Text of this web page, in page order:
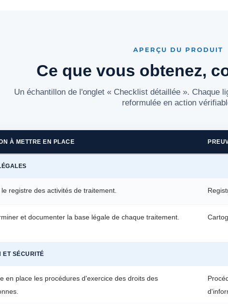
APERÇU DU PRODUIT
Ce que vous obtenez,
Un échantillon de l'onglet « Checklist détaillée ». Chaque
reformulée en action
À METTRE EN PLACE
le registre des activités de traitement.
et documenter la base légale de chaque traitement.
ET SÉCURITÉ
en place les procédures d'exercice des droits des